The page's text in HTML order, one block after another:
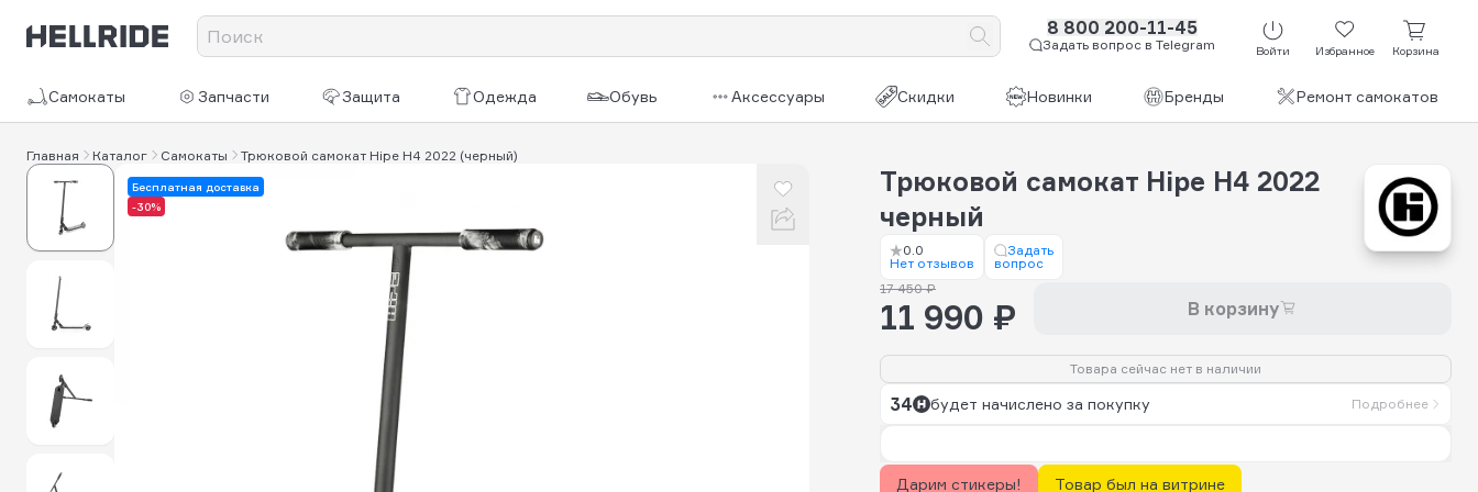
8 800 200-11-45
Задать вопрос в Telegram Войти Избранное Корзина
Самокаты Запчасти Защита Одежда Обувь Аксессуары Скидки Новинки Бренды Ремонт самокатов
Главная Каталог Самокаты Трюковой самокат Hipe H4 2022 (черный)
Бесплатная доставка
-30%
Трюковой самокат Hipe H4 2022
черный
0.0
Нет отзывов
Задать
вопрос
17 450 ₽
11 990 ₽ В корзину
Товара сейчас нет в наличии
34 будет начислено за покупку Подробнее
Дарим стикеры! Товар был на витрине